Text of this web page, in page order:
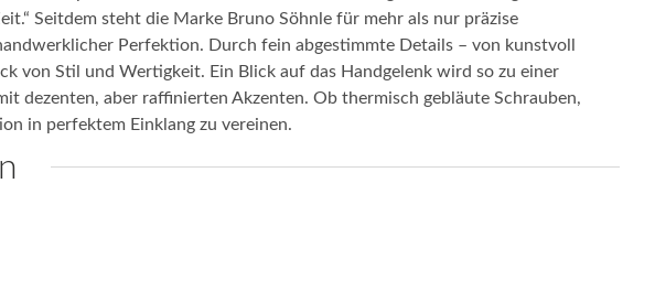
Seitdem steht die Marke Bruno Söhnle für mehr als nur präzise
Perfektion. Durch fein abgestimmte Details – von kunstvoll
von Stil und Wertigkeit. Ein Blick auf das Handgelenk wird so zu einer
dezenten, aber raffinierten Akzenten. Ob thermisch gebläute Schrauben,
in perfektem Einklang zu vereinen.